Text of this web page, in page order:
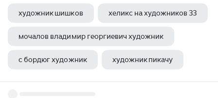
художник шишков хеликс на художников 33
мочалов владимир георгиевич художник
с бордюг художник художник пикачу